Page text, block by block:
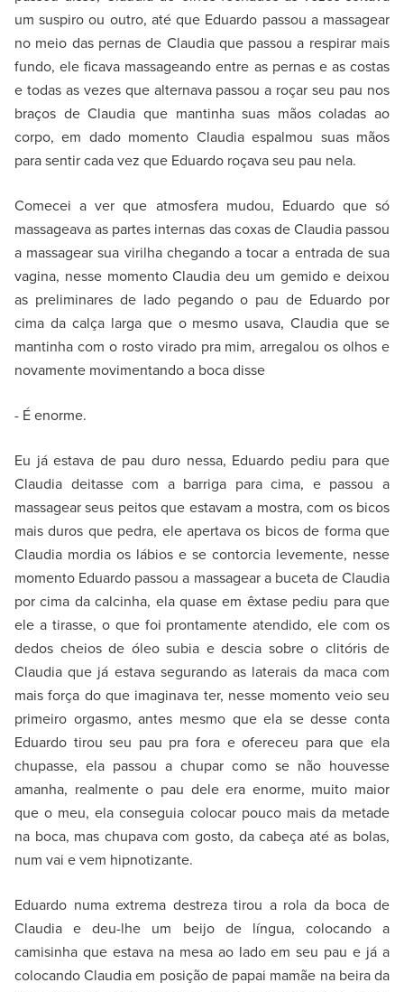
um suspiro ou outro, até que Eduardo passou a massagear
no meio das pernas de Claudia que passou a respirar mais
fundo, ele ficava massageando entre as pernas e as costas
e todas as vezes que alternava passou a roçar seu pau nos
braços de Claudia que mantinha suas mãos coladas ao
corpo, em dado momento Claudia espalmou suas mãos
para sentir cada vez que Eduardo roçava seu pau nela.
Comecei a ver que atmosfera mudou, Eduardo que só
massageava as partes internas das coxas de Claudia passou
a massagear sua virilha chegando a tocar a entrada de sua
vagina, nesse momento Claudia deu um gemido e deixou
as preliminares de lado pegando o pau de Eduardo por
cima da calça larga que o mesmo usava, Claudia que se
mantinha com o rosto virado pra mim, arregalou os olhos e
novamente movimentando a boca disse
- É enorme.
Eu já estava de pau duro nessa, Eduardo pediu para que
Claudia deitasse com a barriga para cima, e passou a
massagear seus peitos que estavam a mostra, com os bicos
mais duros que pedra, ele apertava os bicos de forma que
Claudia mordia os lábios e se contorcia levemente, nesse
momento Eduardo passou a massagear a buceta de Claudia
por cima da calcinha, ela quase em êxtase pediu para que
ele a tirasse, o que foi prontamente atendido, ele com os
dedos cheios de óleo subia e descia sobre o clitóris de
Claudia que já estava segurando as laterais da maca com
mais força do que imaginava ter, nesse momento veio seu
primeiro orgasmo, antes mesmo que ela se desse conta
Eduardo tirou seu pau pra fora e ofereceu para que ela
chupasse, ela passou a chupar como se não houvesse
amanha, realmente o pau dele era enorme, muito maior
que o meu, ela conseguia colocar pouco mais da metade
na boca, mas chupava com gosto, da cabeça até as bolas,
num vai e vem hipnotizante.
Eduardo numa extrema destreza tirou a rola da boca de
Claudia e deu-lhe um beijo de língua, colocando a
camisinha que estava na mesa ao lado em seu pau e já a
colocando Claudia em posição de papai mamãe na beira da